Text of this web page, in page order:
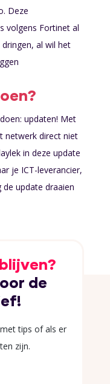
Deze
volgens Fortinet al
al wil het
updaten! Met
netwerk direct niet
in deze update
je ICT-leverancier,
update draaien
de
tips of als er
zijn.